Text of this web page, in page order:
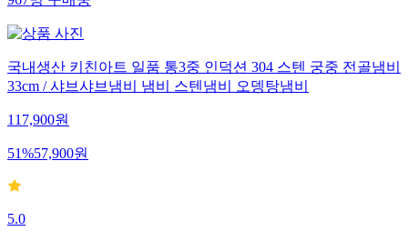
국내생산 키친아트 일품 통3중 인덕션 304 스텐 궁중 전골냄비
33cm / 샤브샤브냄비 냄비 스텐냄비 오뎅탕냄비
117,900원
51%57,900원
5.0